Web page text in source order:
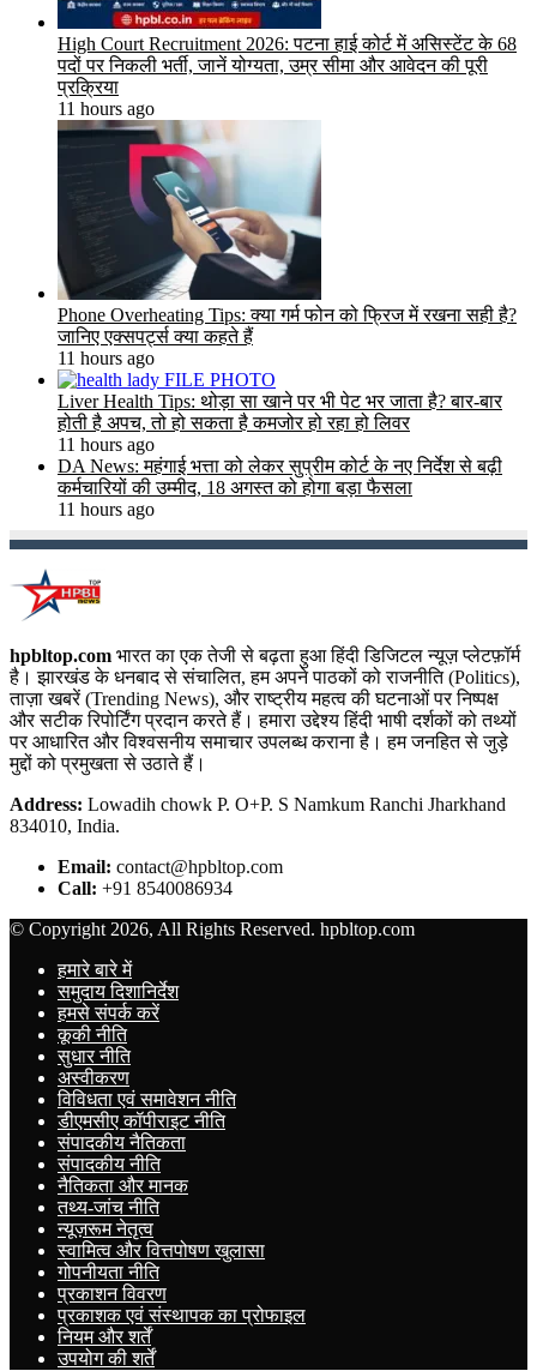
High Court Recruitment 2026: पटना हाई कोर्ट में असिस्टेंट के 68
पदों पर निकली भर्ती, जानें योग्यता, उम्र सीमा और आवेदन की पूरी
प्रक्रिया
11 hours ago
Phone Overheating Tips: क्या गर्म फोन को फ्रिज में रखना सही है?
जानिए एक्सपर्ट्स क्या कहते हैं
11 hours ago
Liver Health Tips: थोड़ा सा खाने पर भी पेट भर जाता है? बार-बार
होती है अपच, तो हो सकता है कमजोर हो रहा हो लिवर
11 hours ago
DA News: महंगाई भत्ता को लेकर सुप्रीम कोर्ट के नए निर्देश से बढ़ी
कर्मचारियों की उम्मीद, 18 अगस्त को होगा बड़ा फैसला
11 hours ago
hpbltop.com भारत का एक तेजी से बढ़ता हुआ हिंदी डिजिटल न्यूज़ प्लेटफ़ॉर्म
है। झारखंड के धनबाद से संचालित, हम अपने पाठकों को राजनीति (Politics),
ताज़ा खबरें (Trending News), और राष्ट्रीय महत्व की घटनाओं पर निष्पक्ष
और सटीक रिपोर्टिंग प्रदान करते हैं। हमारा उद्देश्य हिंदी भाषी दर्शकों को तथ्यों
पर आधारित और विश्वसनीय समाचार उपलब्ध कराना है। हम जनहित से जुड़े
मुद्दों को प्रमुखता से उठाते हैं।
Address: Lowadih chowk P. O+P. S Namkum Ranchi Jharkhand
834010, India.
Email: contact@hpbltop.com
Call: +91 8540086934
© Copyright 2026, All Rights Reserved. hpbltop.com
हमारे बारे में
समुदाय दिशानिर्देश
हमसे संपर्क करें
कूकी नीति
सुधार नीति
अस्वीकरण
विविधता एवं समावेशन नीति
डीएमसीए कॉपीराइट नीति
संपादकीय नैतिकता
संपादकीय नीति
नैतिकता और मानक
तथ्य-जांच नीति
न्यूज़रूम नेतृत्व
स्वामित्व और वित्तपोषण खुलासा
गोपनीयता नीति
प्रकाशन विवरण
प्रकाशक एवं संस्थापक का प्रोफाइल
नियम और शर्तें
उपयोग की शर्तें